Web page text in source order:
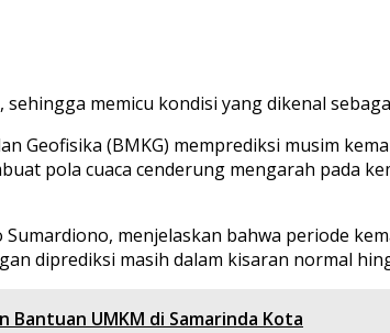
memicu kondisi yang dikenal
Geofisika (BMKG) memprediksi musim
pola cuaca cenderung mengarah pada
menjelaskan bahwa periode
diprediksi masih dalam kisaran normal
Bantuan UMKM di Samarinda Kota